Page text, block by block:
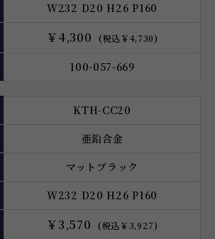
W232 D20 H26 P160
￥4,300 (税込￥4,730)
100-057-669
KTH-CC20
亜鉛合金
マットブラック
W232 D20 H26 P160
￥3,570 (税込￥3,927)